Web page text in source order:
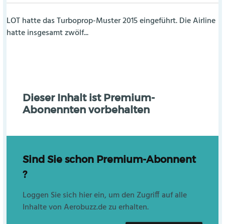
LOT hatte das Turboprop-Muster 2015 eingeführt. Die Airline
hatte insgesamt zwölf...
Dieser Inhalt ist Premium-
Abonennten vorbehalten
Sind Sie schon Premium-Abonnent
?
Loggen Sie sich hier ein, um den Zugriff auf alle
Inhalte von Aerobuzz.de zu erhalten.